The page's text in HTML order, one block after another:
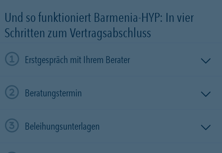
Und so funktioniert Barmenia-HYP: In vier
Schritten zum Vertragsabschluss
Erstgespräch mit Ihrem Berater
Beratungstermin
Beleihungsunterlagen